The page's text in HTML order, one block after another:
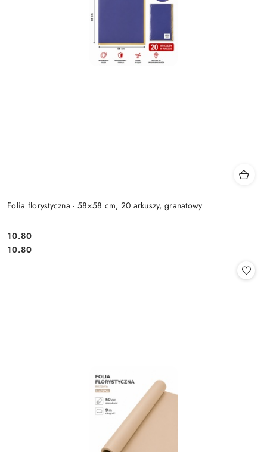
Folia florystyczna - 58×58 cm, 20 arkuszy, granatowy
Cena:
10.80
Cena:
10.80